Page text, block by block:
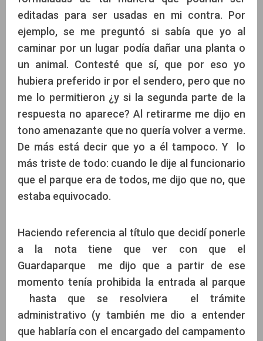
editadas para ser usadas en mi contra. Por
ejemplo, se me preguntó si sabía que yo al
caminar por un lugar podía dañar una planta o
un animal. Contesté que sí, que por eso yo
hubiera preferido ir por el sendero, pero que no
me lo permitieron ¿y si la segunda parte de la
respuesta no aparece? Al retirarme me dijo en
tono amenazante que no quería volver a verme.
De más está decir que yo a él tampoco. Y lo
más triste de todo: cuando le dije al funcionario
que el parque era de todos, me dijo que no, que
estaba equivocado.
Haciendo referencia al título que decidí ponerle
a la nota tiene que ver con que el
Guardaparque me dijo que a partir de ese
momento tenía prohibida la entrada al parque
hasta que se resolviera el trámite
administrativo (y también me dio a entender
que hablaría con el encargado del campamento